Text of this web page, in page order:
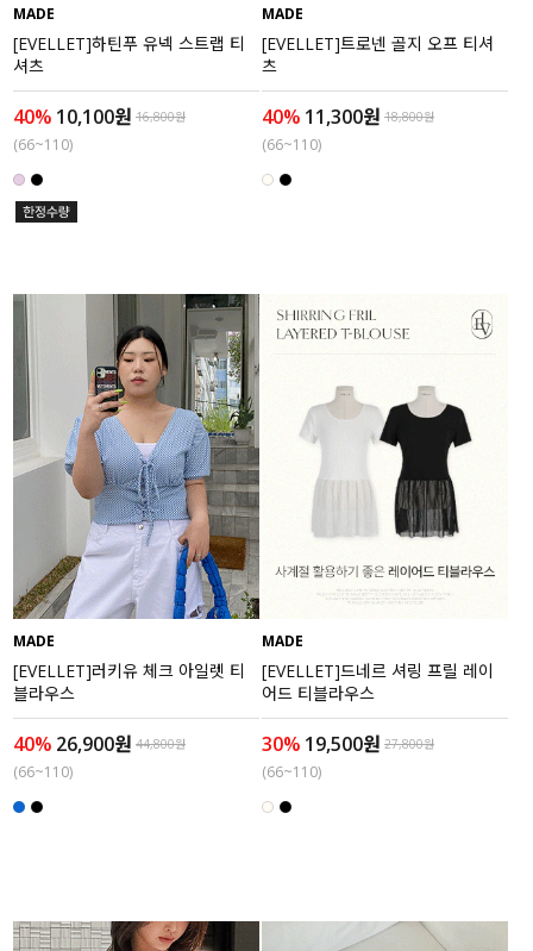
스커트
언더웨어/파자마
코디템
FIT ZOOM
MADE
[EVELLET]하틴푸 유넥 스트랩 티
셔츠
40% 10,100원 16,800원
(66~110)
MADE
[EVELLET]트로넨 골지 오프 티셔
츠
40% 11,300원 18,800원
(66~110)
MADE
[EVELLET]러키유 체크 아일렛 티
블라우스
40% 26,900원 44,800원
(66~110)
MADE
[EVELLET]드네르 셔링 프릴 레이
어드 티블라우스
30% 19,500원 27,800원
(66~110)